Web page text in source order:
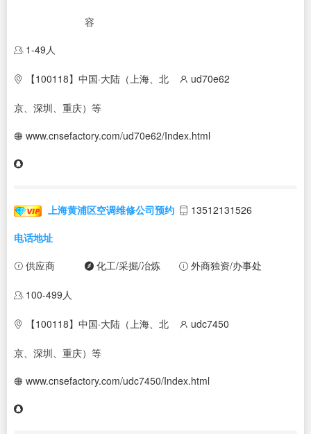
容
1-49人
【100118】中国·大陆（上海、北
京、深圳、重庆）等
ud70e62
www.cnsefactory.com/ud70e62/Index.html
上海黄浦区空调维修公司预约
电话地址
13512131526
供应商 化工/采掘/冶炼 外商独资/办事处
100-499人
【100118】中国·大陆（上海、北
京、深圳、重庆）等
udc7450
www.cnsefactory.com/udc7450/Index.html